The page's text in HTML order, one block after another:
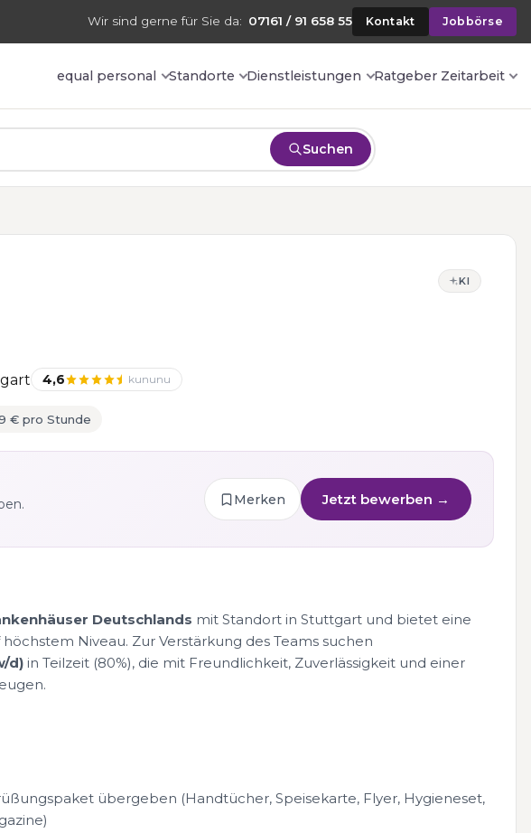
Wir sind gerne für Sie da: 07161 / 91 658 55 Kontakt Jobbörse
equal personal Standorte Dienstleistungen Ratgeber Zeitarbeit
Suchen
KI
4,6 kununu
€ pro Stunde
Merken Jetzt bewerben →
Deutschlands mit Standort in Stuttgart und bietet eine
Niveau. Zur Verstärkung des Teams suchen
d) in Teilzeit (80%), die mit Freundlichkeit, Zuverlässigkeit und einer
übergeben (Handtücher, Speisekarte, Flyer, Hygieneset,